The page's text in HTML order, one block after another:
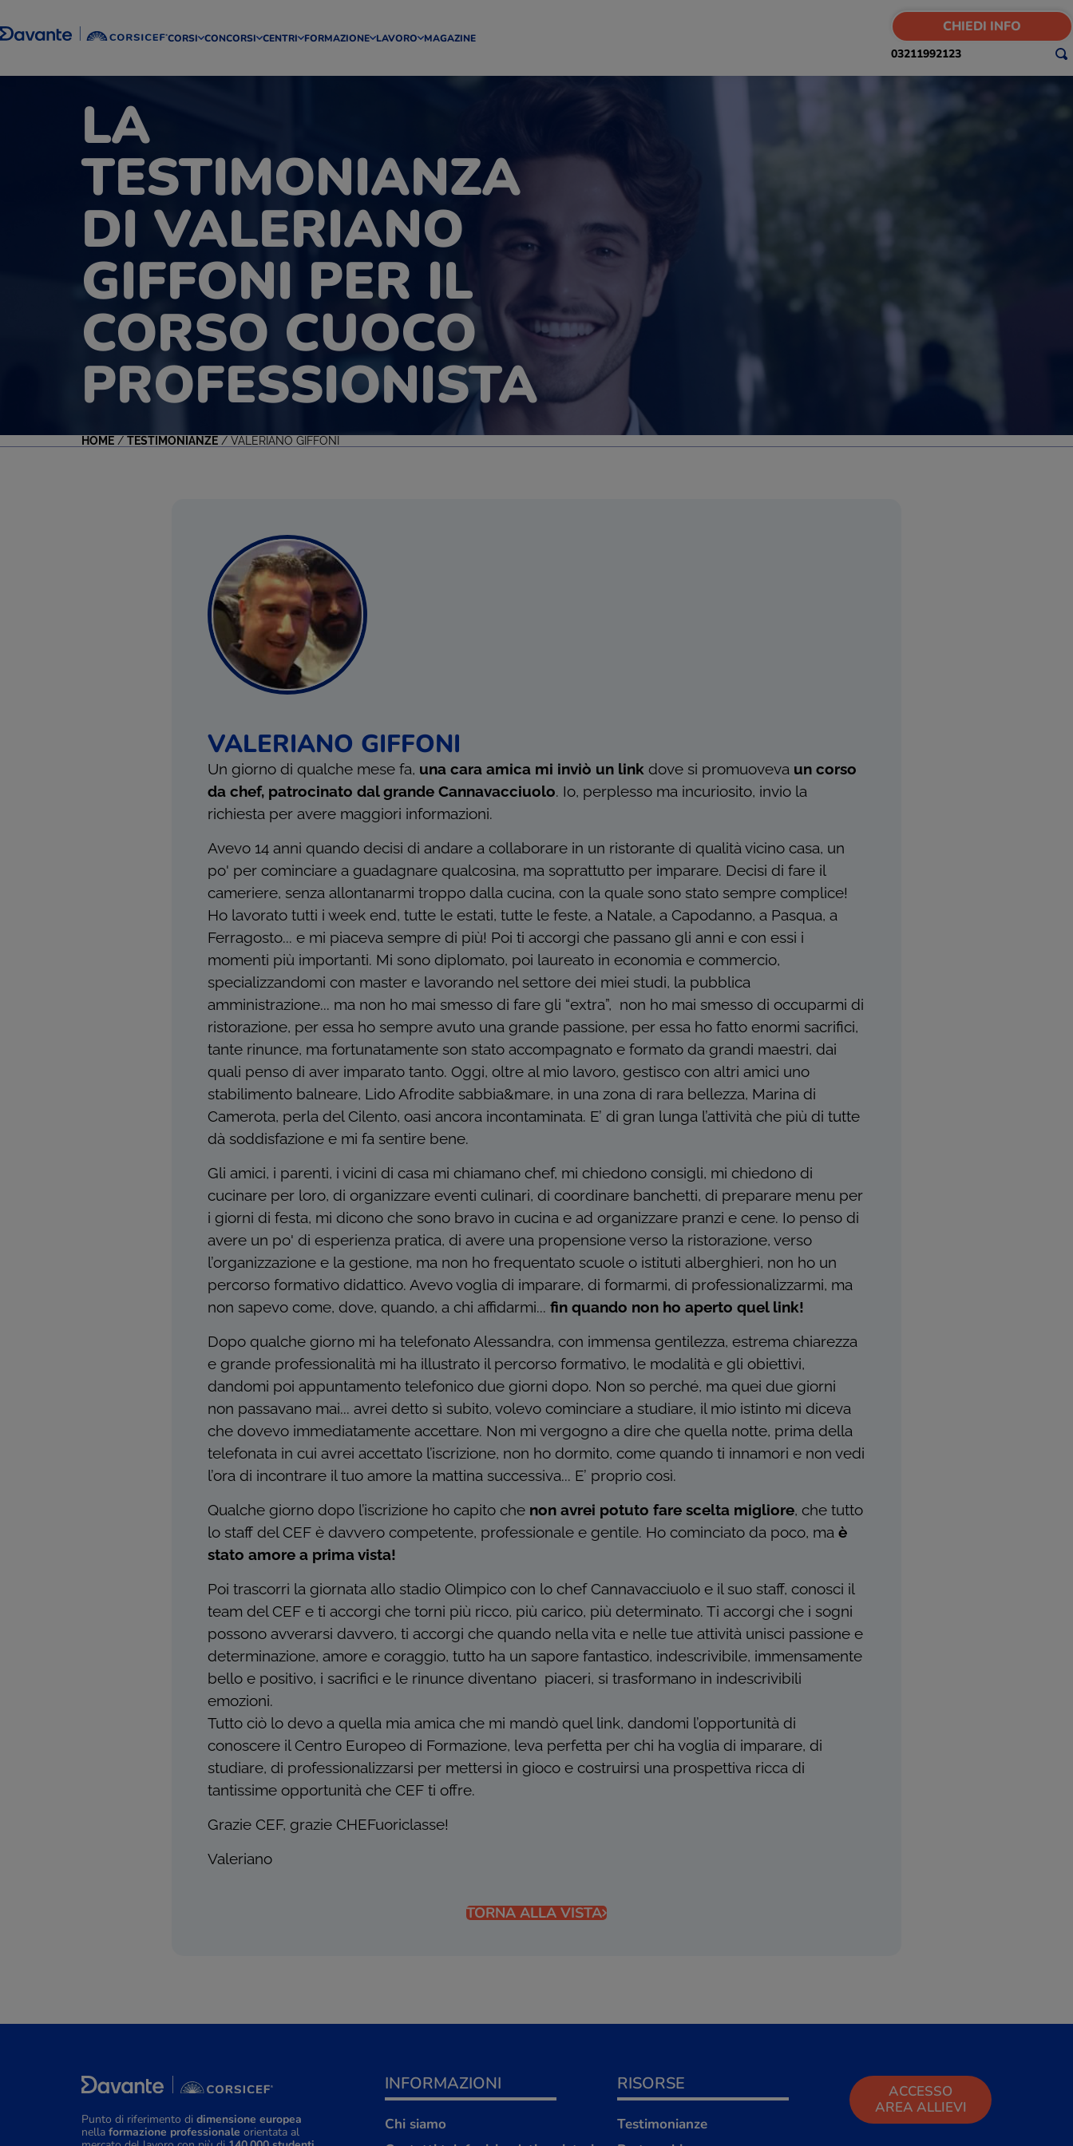
CORSI CONCORSI CENTRI FORMAZIONE LAVORO MAGAZINE
CHIEDI INFO
03211992123
LA
TESTIMONIANZA
DI VALERIANO
GIFFONI PER IL
CORSO CUOCO
PROFESSIONISTA
HOME / TESTIMONIANZE / VALERIANO GIFFONI
VALERIANO GIFFONI
Un giorno di qualche mese fa, una cara amica mi inviò un link dove si promuoveva un corso
da chef, patrocinato dal grande Cannavacciuolo. Io, perplesso ma incuriosito, invio la
richiesta per avere maggiori informazioni.
Avevo 14 anni quando decisi di andare a collaborare in un ristorante di qualità vicino casa, un
po' per cominciare a guadagnare qualcosina, ma soprattutto per imparare. Decisi di fare il
cameriere, senza allontanarmi troppo dalla cucina, con la quale sono stato sempre complice!
Ho lavorato tutti i week end, tutte le estati, tutte le feste, a Natale, a Capodanno, a Pasqua, a
Ferragosto... e mi piaceva sempre di più! Poi ti accorgi che passano gli anni e con essi i
momenti più importanti. Mi sono diplomato, poi laureato in economia e commercio,
specializzandomi con master e lavorando nel settore dei miei studi, la pubblica
amministrazione... ma non ho mai smesso di fare gli “extra”, non ho mai smesso di occuparmi di
ristorazione, per essa ho sempre avuto una grande passione, per essa ho fatto enormi sacrifici,
tante rinunce, ma fortunatamente son stato accompagnato e formato da grandi maestri, dai
quali penso di aver imparato tanto. Oggi, oltre al mio lavoro, gestisco con altri amici uno
stabilimento balneare, Lido Afrodite sabbia&mare, in una zona di rara bellezza, Marina di
Camerota, perla del Cilento, oasi ancora incontaminata. E’ di gran lunga l’attività che più di tutte
dà soddisfazione e mi fa sentire bene.
Gli amici, i parenti, i vicini di casa mi chiamano chef, mi chiedono consigli, mi chiedono di
cucinare per loro, di organizzare eventi culinari, di coordinare banchetti, di preparare menu per
i giorni di festa, mi dicono che sono bravo in cucina e ad organizzare pranzi e cene. Io penso di
avere un po' di esperienza pratica, di avere una propensione verso la ristorazione, verso
l’organizzazione e la gestione, ma non ho frequentato scuole o istituti alberghieri, non ho un
percorso formativo didattico. Avevo voglia di imparare, di formarmi, di professionalizzarmi, ma
non sapevo come, dove, quando, a chi affidarmi... fin quando non ho aperto quel link!
Dopo qualche giorno mi ha telefonato Alessandra, con immensa gentilezza, estrema chiarezza
e grande professionalità mi ha illustrato il percorso formativo, le modalità e gli obiettivi,
dandomi poi appuntamento telefonico due giorni dopo. Non so perché, ma quei due giorni
non passavano mai... avrei detto sì subito, volevo cominciare a studiare, il mio istinto mi diceva
che dovevo immediatamente accettare. Non mi vergogno a dire che quella notte, prima della
telefonata in cui avrei accettato l’iscrizione, non ho dormito, come quando ti innamori e non vedi
l’ora di incontrare il tuo amore la mattina successiva... E’ proprio così.
Qualche giorno dopo l’iscrizione ho capito che non avrei potuto fare scelta migliore, che tutto
lo staff del CEF è davvero competente, professionale e gentile. Ho cominciato da poco, ma è
stato amore a prima vista!
Poi trascorri la giornata allo stadio Olimpico con lo chef Cannavacciuolo e il suo staff, conosci il
team del CEF e ti accorgi che torni più ricco, più carico, più determinato. Ti accorgi che i sogni
possono avverarsi davvero, ti accorgi che quando nella vita e nelle tue attività unisci passione e
determinazione, amore e coraggio, tutto ha un sapore fantastico, indescrivibile, immensamente
bello e positivo, i sacrifici e le rinunce diventano piaceri, si trasformano in indescrivibili
emozioni.
Tutto ciò lo devo a quella mia amica che mi mandò quel link, dandomi l’opportunità di
conoscere il Centro Europeo di Formazione, leva perfetta per chi ha voglia di imparare, di
studiare, di professionalizzarsi per mettersi in gioco e costruirsi una prospettiva ricca di
tantissime opportunità che CEF ti offre.
Grazie CEF, grazie CHEFuoriclasse!
Valeriano
TORNA ALLA VISTA
Punto di riferimento di dimensione europea
nella formazione professionale orientata al
INFORMAZIONI
Chi siamo
RISORSE
Testimonianze
ACCESSO
AREA ALLIEVI